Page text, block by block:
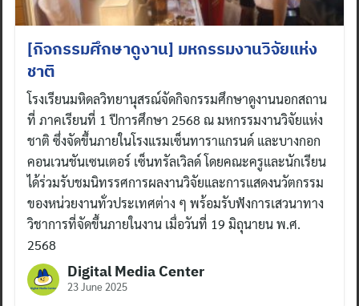
[กิจกรรมศึกษาดูงาน] มหกรรมงานวิจัยแห่ง
ชาติ
โรงเรียนมหิดลวิทยานุสรณ์จัดกิจกรรมศึกษาดูงานนอกสถาน
ที่ ภาคเรียนที่ 1 ปีการศึกษา 2568 ณ มหกรรมงานวิจัยแห่ง
ชาติ ซึ่งจัดขึ้นภายในโรงแรมเซ็นทาราแกรนด์ และบางกอก
คอนเวนชันเซนเตอร์ เซ็นทรัลเวิลด์ โดยคณะครูและนักเรียน
ได้ร่วมรับชมนิทรรศการผลงานวิจัยและการแสดงนวัตกรรม
ของหน่วยงานทั่วประเทศต่าง ๆ พร้อมรับฟังการเสวนาทาง
วิชาการที่จัดขึ้นภายในงาน เมื่อวันที่ 19 มิถุนายน พ.ศ.
2568
Digital Media Center
23 June 2025